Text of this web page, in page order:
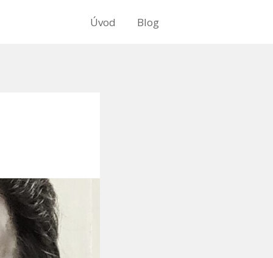
Úvod Blog